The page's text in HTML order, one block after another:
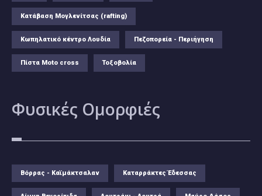
Κατάβαση Μογλενίτσας (rafting)
Κωπηλατικό κέντρο Λουδία Πεζοπορεία - Περιήγηση
Πίστα Moto cross Τοξοβολία
Φυσικές Ομορφιές
Βόρρας - Καϊμάκτσαλαν Καταρράκτες Έδεσσας